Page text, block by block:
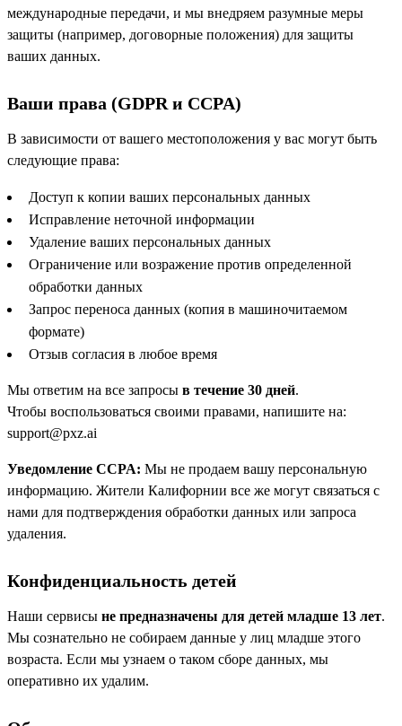
международные передачи, и мы внедряем разумные меры
защиты (например, договорные положения) для защиты
ваших данных.
Ваши права (GDPR и CCPA)
В зависимости от вашего местоположения у вас могут быть
следующие права:
Доступ к копии ваших персональных данных
Исправление неточной информации
Удаление ваших персональных данных
Ограничение или возражение против определенной
обработки данных
Запрос переноса данных (копия в машиночитаемом
формате)
Отзыв согласия в любое время
Мы ответим на все запросы в течение 30 дней.
Чтобы воспользоваться своими правами, напишите на:
support@pxz.ai
Уведомление CCPA: Мы не продаем вашу персональную
информацию. Жители Калифорнии все же могут связаться с
нами для подтверждения обработки данных или запроса
удаления.
Конфиденциальность детей
Наши сервисы не предназначены для детей младше 13 лет.
Мы сознательно не собираем данные у лиц младше этого
возраста. Если мы узнаем о таком сборе данных, мы
оперативно их удалим.